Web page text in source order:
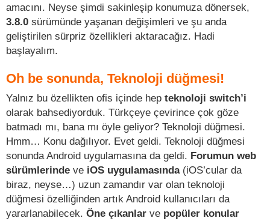
amacını. Neyse şimdi sakinleşip konumuza dönersek,
3.8.0 sürümünde yaşanan değişimleri ve şu anda
geliştirilen sürpriz özellikleri aktaracağız. Hadi
başlayalım.
Oh be sonunda, Teknoloji düğmesi!
Yalnız bu özellikten ofis içinde hep teknoloji switch’i
olarak bahsediyorduk. Türkçeye çevirince çok göze
batmadı mı, bana mı öyle geliyor? Teknoloji düğmesi.
Hmm… Konu dağılıyor. Evet geldi. Teknoloji düğmesi
sonunda Android uygulamasına da geldi. Forumun web
sürümlerinde ve iOS uygulamasında(iOS’cular da
biraz, neyse…) uzun zamandır var olan teknoloji
düğmesi özelliğinden artık Android kullanıcıları da
yararlanabilecek. Öne çıkanlar ve popüler konular